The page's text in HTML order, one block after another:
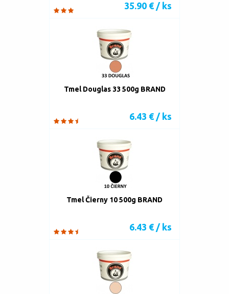
35.90 € / ks
Tmel Douglas 33 500g BRAND
6.43 € / ks
Tmel Čierny 10 500g BRAND
6.43 € / ks